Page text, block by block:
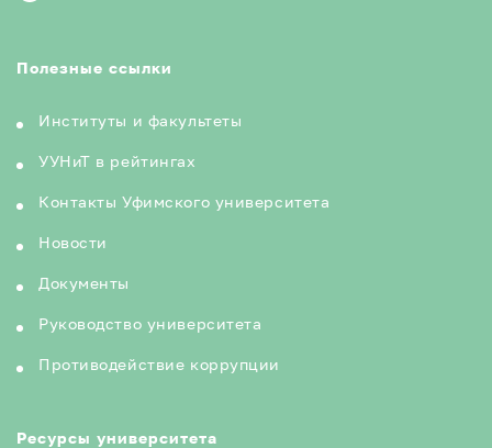
Полезные ссылки
Институты и факультеты
УУНиТ в рейтингах
Контакты Уфимского университета
Новости
Документы
Руководство университета
Противодействие коррупции
Ресурсы университета